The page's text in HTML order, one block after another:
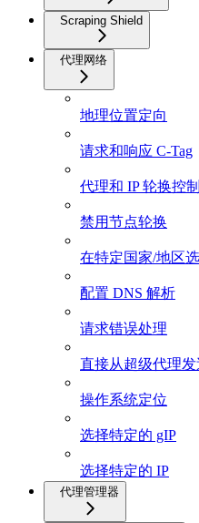
Scraping Shield
代理网络
地理位置定向
请求和响应 C-Tag
代理和 IP 轮换控制
禁用节点轮换
在特定国家/地区
配置 DNS 解析
请求错误处理
直接从超级代理
操作系统定位
选择特定的 gIP
选择特定的 IP
代理管理器